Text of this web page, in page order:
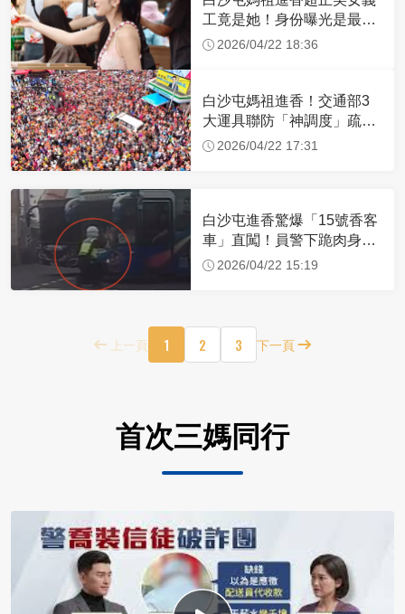
工竟是她！身份曝光是最美
禮生 一輩子不結婚
2026/04/22 18:36
白沙屯媽祖進香！交通部3
大運具聯防「神調度」疏運
32.1萬創新高
2026/04/22 17:31
白沙屯進香驚爆「15號香客
車」直闖！員警下跪肉身擋
車：讓行人先過
2026/04/22 15:19
上一頁 1 2 3 下一頁
首次三媽同行